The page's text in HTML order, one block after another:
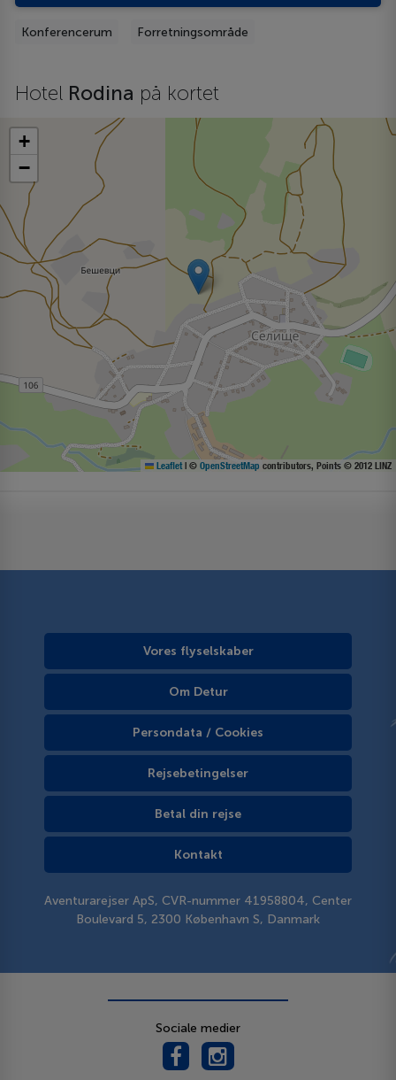
Konferencerum Forretningsområde
Hotel Rodina på kortet
+
−
Leaflet | © OpenStreetMap contributors, Points © 2012 LINZ
Vores flyselskaber
Om Detur
Persondata / Cookies
Rejsebetingelser
Betal din rejse
Kontakt
Aventurarejser ApS, CVR-nummer 41958804, Center
Boulevard 5, 2300 København S, Danmark
Sociale medier